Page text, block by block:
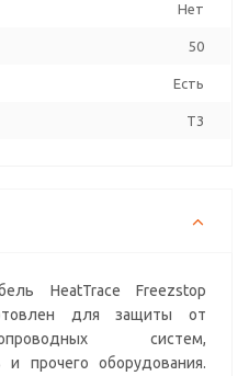
Нет
50
Есть
T3
HeatTrace Freezstop
для защиты от
систем,
прочего оборудования.